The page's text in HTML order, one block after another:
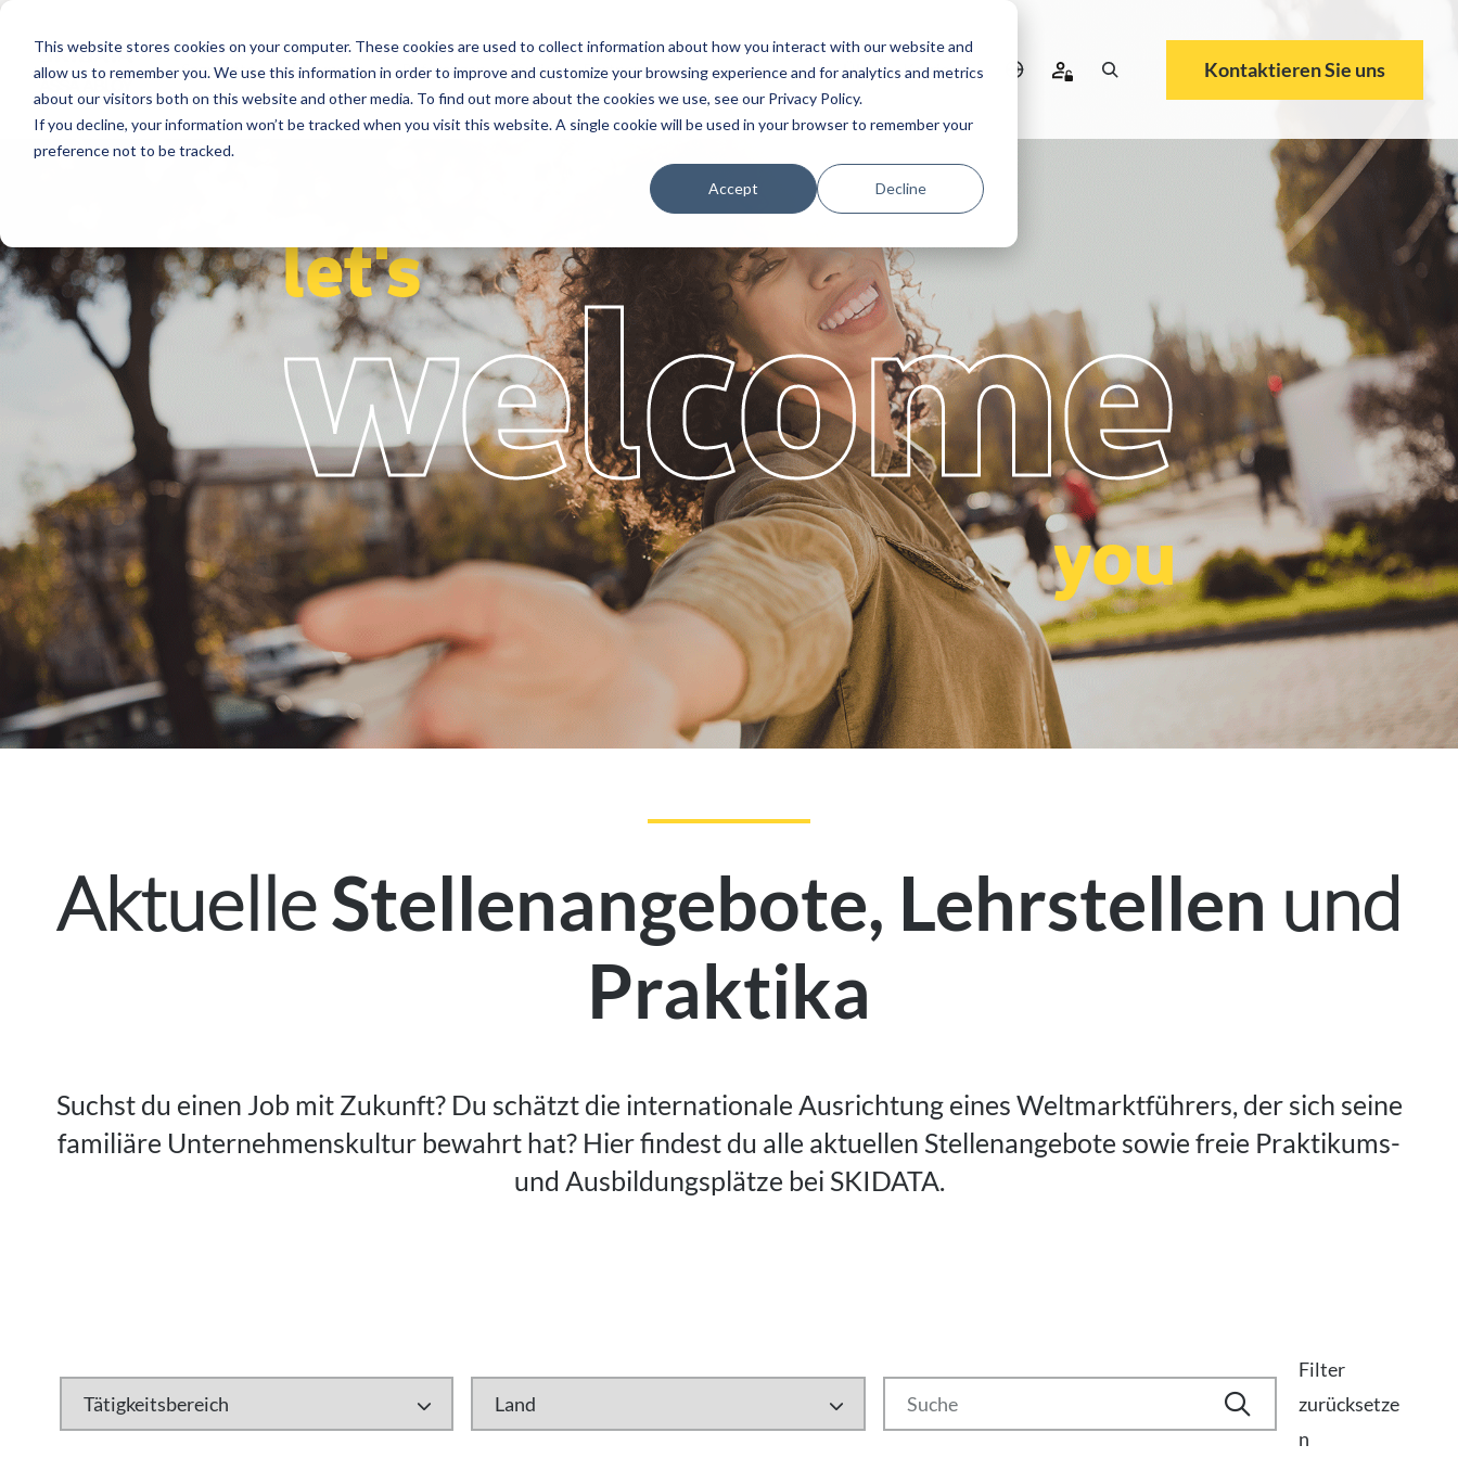
This website stores cookies on your computer. These cookies are used to collect information about how you interact with our website and
allow us to remember you. We use this information in order to improve and customize your browsing experience and for analytics and metrics
about our visitors both on this website and other media. To find out more about the cookies we use, see our Privacy Policy.
If you decline, your information won’t be tracked when you visit this website. A single cookie will be used in your browser to remember your
preference not to be tracked.
Accept Decline
Segmente Lösungen Referenzen Service Partner Über Karriere Kontaktieren Sie uns
let's
welcome
you
AktuelleStellenangebote, Lehrstellen und
Praktika
Suchst du einen Job mit Zukunft? Du schätzt die internationale Ausrichtung eines Weltmarktführers, der sich seine
familiäre Unternehmenskultur bewahrt hat? Hier findest du alle aktuellen Stellenangebote sowie freie Praktikums-
und Ausbildungsplätze bei SKIDATA.
Filter
zurücksetze
n